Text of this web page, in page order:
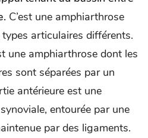
C’est une amphiarthrose
articulaires différents.
une amphiarthrose dont les
sont séparées par un
antérieure est une
entourée par une
par des ligaments.